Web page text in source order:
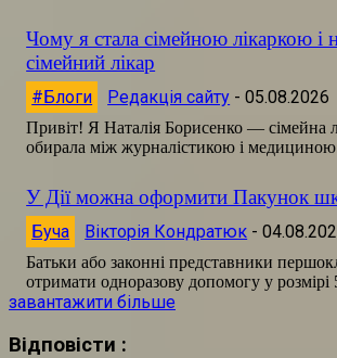
Чому я стала сімейною лікаркою і
сімейний лікар
#Блоги Редакція сайту - 05.08.2026
Привіт! Я Наталія Борисенко — сімейна
обирала між журналістикою і
У Дії можна оформити Пакунок
Буча Вікторія Кондратюк -
Батьки або законні представники
отримати одноразову допомогу у розмірі
завантажити більше
Відповісти :